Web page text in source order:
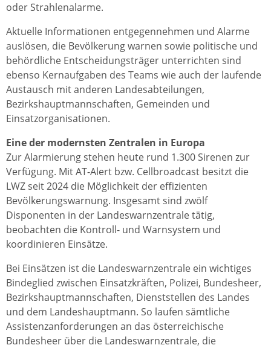
oder Strahlenalarme.
Aktuelle Informationen entgegennehmen und Alarme
auslösen, die Bevölkerung warnen sowie politische und
behördliche Entscheidungsträger unterrichten sind
ebenso Kernaufgaben des Teams wie auch der laufende
Austausch mit anderen Landesabteilungen,
Bezirkshauptmannschaften, Gemeinden und
Einsatzorganisationen.
Eine der modernsten Zentralen in Europa
Zur Alarmierung stehen heute rund 1.300 Sirenen zur
Verfügung. Mit AT-Alert bzw. Cellbroadcast besitzt die
LWZ seit 2024 die Möglichkeit der effizienten
Bevölkerungswarnung. Insgesamt sind zwölf
Disponenten in der Landeswarnzentrale tätig,
beobachten die Kontroll- und Warnsystem und
koordinieren Einsätze.
Bei Einsätzen ist die Landeswarnzentrale ein wichtiges
Bindeglied zwischen Einsatzkräften, Polizei, Bundesheer,
Bezirkshauptmannschaften, Dienststellen des Landes
und dem Landeshauptmann. So laufen sämtliche
Assistenzanforderungen an das österreichische
Bundesheer über die Landeswarnzentrale, die